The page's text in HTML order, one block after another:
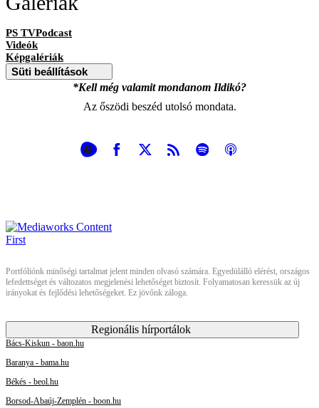
PS TVPodcast
Videók
Képgalériák
Süti beállítások
*Kell még valamit mondanom Ildikó?
Az őszödi beszéd utolsó mondata.
Portfóliónk minőségi tartalmat jelent minden olvasó számára. Egyedülálló elérést, országos
lefedettséget és változatos megjelenési lehetőséget biztosít. Folyamatosan keressük az új
irányokat és fejlődési lehetőségeket. Ez jövőnk záloga.
Regionális hírportálok
Bács-Kiskun - baon.hu
Baranya - bama.hu
Békés - beol.hu
Borsod-Abaúj-Zemplén - boon.hu